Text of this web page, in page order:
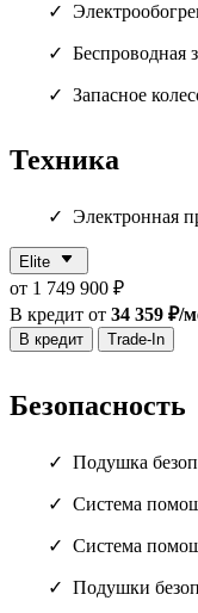
Беспроводная
Запасное
Техника
Электронная
Elite
от 1 749 900 ₽
В кредит от 34 359 ₽/
В кредит Trade-In
Безопасность
Подушка
Система
Система
Подушки